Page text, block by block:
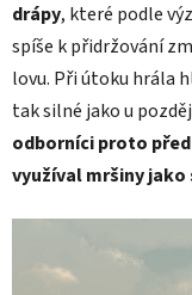
drápy, které podle
spíše k přidržování
lovu. Při útoku hrála
tak silné jako u
odborníci proto
využíval mršiny